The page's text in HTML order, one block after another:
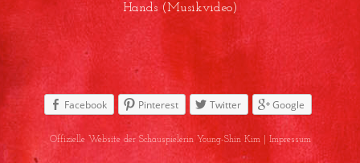
Hands (Musikvideo)
Facebook Pinterest Twitter Google
Offizielle Website der Schauspielerin Young-Shin Kim | Impressum